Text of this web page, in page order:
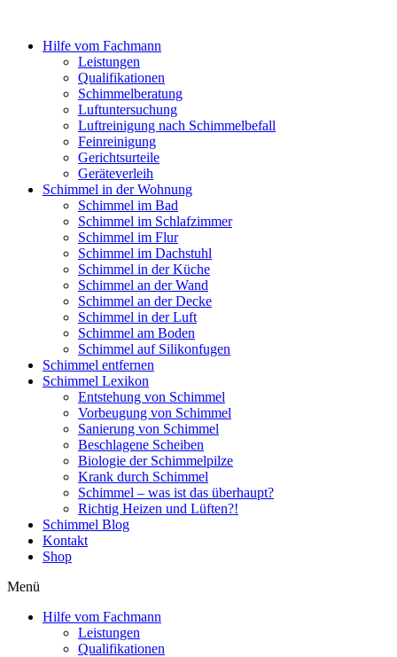
Hilfe vom Fachmann
Leistungen
Qualifikationen
Schimmelberatung
Luftuntersuchung
Luftreinigung nach Schimmelbefall
Feinreinigung
Gerichtsurteile
Geräteverleih
Schimmel in der Wohnung
Schimmel im Bad
Schimmel im Schlafzimmer
Schimmel im Flur
Schimmel im Dachstuhl
Schimmel in der Küche
Schimmel an der Wand
Schimmel an der Decke
Schimmel in der Luft
Schimmel am Boden
Schimmel auf Silikonfugen
Schimmel entfernen
Schimmel Lexikon
Entstehung von Schimmel
Vorbeugung von Schimmel
Sanierung von Schimmel
Beschlagene Scheiben
Biologie der Schimmelpilze
Krank durch Schimmel
Schimmel – was ist das überhaupt?
Richtig Heizen und Lüften?!
Schimmel Blog
Kontakt
Shop
Menü
Hilfe vom Fachmann
Leistungen
Qualifikationen